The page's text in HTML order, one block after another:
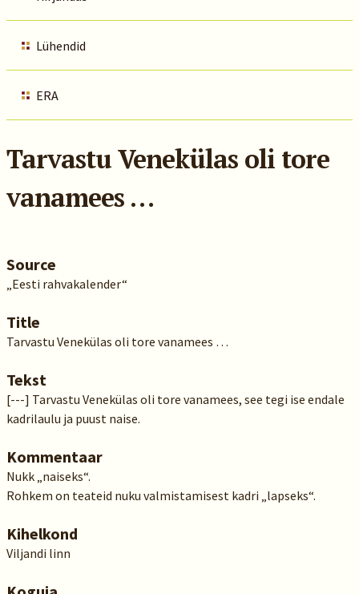
Lühendid
ERA
Tarvastu Venekülas oli tore
vanamees …
Source
„Eesti rahvakalender“
Title
Tarvastu Venekülas oli tore vanamees …
Tekst
[---] Tarvastu Venekülas oli tore vanamees, see tegi ise endale
kadrilaulu ja puust naise.
Kommentaar
Nukk „naiseks“.
Rohkem on teateid nuku valmistamisest kadri „lapseks“.
Kihelkond
Viljandi linn